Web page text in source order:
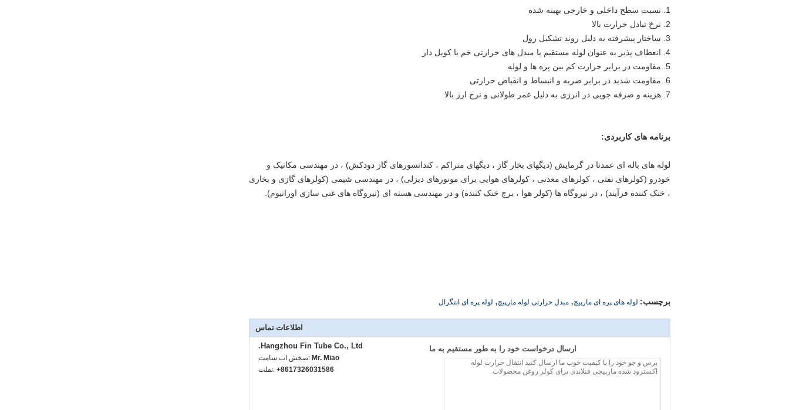
1. نسبت سطح داخلی و خارجی بهینه شده
2. نرخ تبادل حرارت بالا
3. ساختار پیشرفته به دلیل روند تشکیل رول
4. انعطاف پذیر به عنوان لوله مستقیم یا مبدل های حرارتی خم یا کویل دار
5. مقاومت در برابر حرارت کم بین پره ها و لوله
6. مقاومت شدید در برابر ضربه و انبساط و انقباض حرارتی
7. هزینه و صرفه جویی در انرژی به دلیل عمر طولانی و نرخ ارز بالا
برنامه های کاربردی:
لوله های باله ای عمدتا در گرمایش (دیگهای بخار گاز ، دیگهای متراکم ، کندانسورهای گاز دودکش) ، در مهندسی مکانیک و
خودرو (کولرهای نفتی ، کولرهای معدنی ، کولرهای هوایی برای موتورهای دیزلی) ، در مهندسی شیمی (کولرهای گازی و بخاری
، خنک کننده فرآیند) ، در نیروگاه ها (کولر هوا ، برج خنک کننده) و در مهندسی هسته ای (نیروگاه های غنی سازی اورانیوم).
برچسب: لوله های پره ای مارپیچ, مبدل حرارتی لوله مارپیچ, لوله پره ای انتگرال
اطلاعات تماس
Hangzhou Fin Tube Co., Ltd.
تماس با شخص: Mr. Miao
تلفن: +8617326031586
ارسال درخواست خود را به طور مستقیم به ما